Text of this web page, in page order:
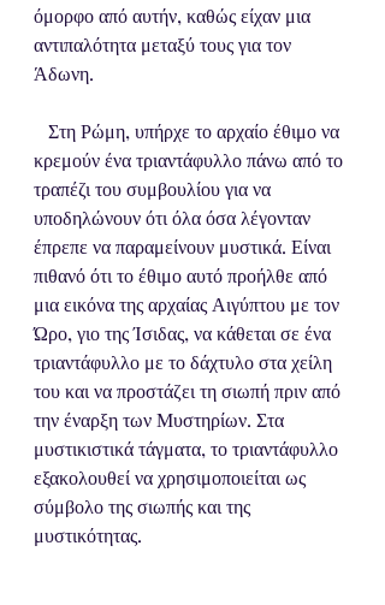
όμορφο από αυτήν, καθώς είχαν μια
αντιπαλότητα μεταξύ τους για τον
Άδωνη.
κρεμούν ένα τριαντάφυλλο πάνω από το
τραπέζι του συμβουλίου για να
υποδηλώνουν ότι όλα όσα λέγονταν
έπρεπε να παραμείνουν μυστικά. Είναι
πιθανό ότι το έθιμο αυτό προήλθε από
μια εικόνα της αρχαίας Αιγύπτου με τον
Ώρο, γιο της Ίσιδας, να κάθεται σε ένα
τριαντάφυλλο με το δάχτυλο στα χείλη
του και να προστάζει τη σιωπή πριν από
την έναρξη των Μυστηρίων. Στα
μυστικιστικά τάγματα, το τριαντάφυλλο
εξακολουθεί να χρησιμοποιείται ως
σύμβολο της σιωπής και της
μυστικότητας.